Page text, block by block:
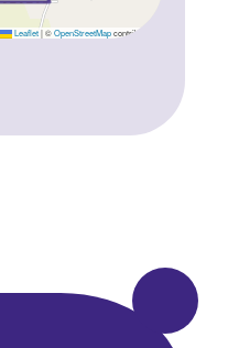
Leaflet |©OpenStreetMapcontributors